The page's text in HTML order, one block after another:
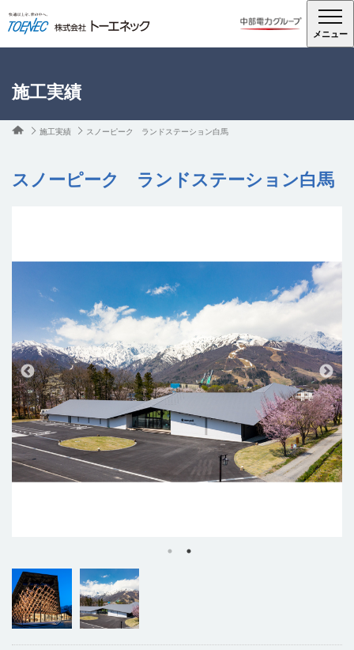
メニュー
施工実績
施工実績 スノーピーク ランドステーション白馬
スノーピーク ランドステーション白馬